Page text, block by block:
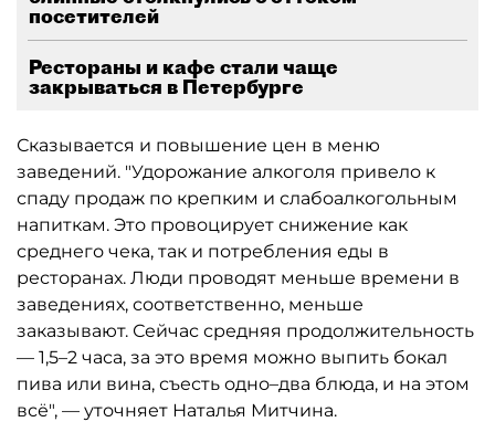
посетителей
Рестораны и кафе стали чаще
закрываться в Петербурге
Сказывается и повышение цен в меню
заведений. "Удорожание алкоголя привело к
спаду продаж по крепким и слабоалкогольным
напиткам. Это провоцирует снижение как
среднего чека, так и потребления еды в
ресторанах. Люди проводят меньше времени в
заведениях, соответственно, меньше
заказывают. Сейчас средняя продолжительность
— 1,5–2 часа, за это время можно выпить бокал
пива или вина, съесть одно–два блюда, и на этом
всё", — уточняет Наталья Митчина.